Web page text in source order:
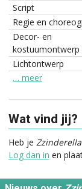
Script
Regie en
Decor- en
kostuumontwerp
Lichtontwerp
… meer
Wat vind jij?
Heb je Zzinderella
Log dan in en